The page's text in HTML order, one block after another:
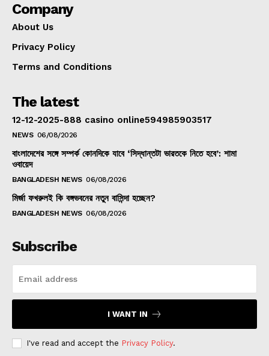
Company
About Us
Privacy Policy
Terms and Conditions
The latest
12-12-2025-888 casino online594985903517
NEWS 06/08/2026
বাংলাদেশের সঙ্গে সম্পর্ক কোনদিকে যাবে ‘সিদ্ধান্তটা ভারতকে নিতে হবে’: শামা
ওবায়েদ
BANGLADESH NEWS 06/08/2026
মির্জা ফখরুলই কি বঙ্গভবনের নতুন বাসিন্দা হচ্ছেন?
BANGLADESH NEWS 06/08/2026
Subscribe
I WANT IN
I've read and accept the Privacy Policy.